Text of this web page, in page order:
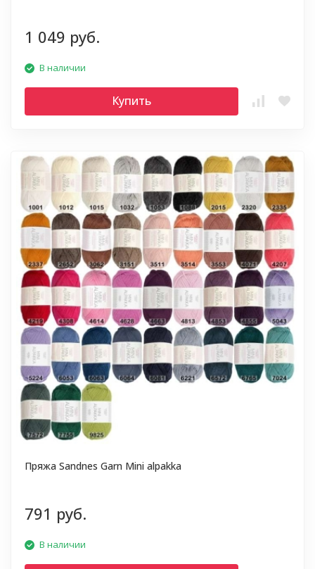
1 049 руб.
В наличии
Купить
Пряжа Sandnes Garn Mini alpakka
791 руб.
В наличии